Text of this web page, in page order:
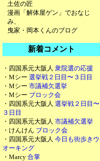
土佐の匠
漫画「解体屋ゲン」でおなじ
み、
曳家・岡本くんのブログ
新着コメント
・四国系元大阪人 衆院選の応援
・Mシー 選挙戦２日目〜３日目
・Mシー 市議補欠選挙
・Mシー ブロック会
・四国系元大阪人 選挙戦２日目〜
３日目
・四国系元大阪人 市議補欠選挙
・けんけん ブロック会
・四国系元大阪人 今日も街歩きウ
オーキング
・Marcy 合掌